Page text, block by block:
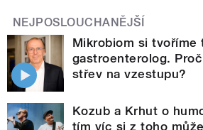
NEJPOSLOUCHANĚJŠÍ
Mikrobiom si tvoříme
gastroenterolog.
střev na vzestupu?
Kozub a Krhut o
tím víc si z toho